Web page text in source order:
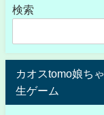
検索
カオスtomo娘ち
生ゲーム